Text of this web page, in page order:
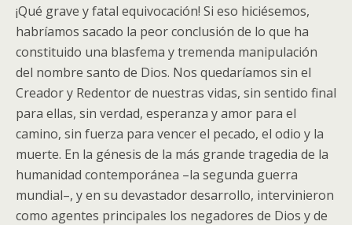
¡Qué grave y fatal equivocación! Si eso hiciésemos,
habríamos sacado la peor conclusión de lo que ha
constituido una blasfema y tremenda manipulación
del nombre santo de Dios. Nos quedaríamos sin el
Creador y Redentor de nuestras vidas, sin sentido final
para ellas, sin verdad, esperanza y amor para el
camino, sin fuerza para vencer el pecado, el odio y la
muerte. En la génesis de la más grande tragedia de la
humanidad contemporánea –la segunda guerra
mundial–, y en su devastador desarrollo, intervinieron
como agentes principales los negadores de Dios y de